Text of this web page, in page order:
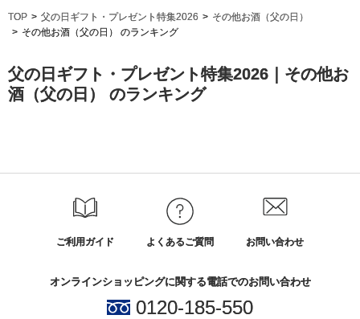
TOP 父の日ギフト・プレゼント特集2026
その他お酒（父の日）
その他お酒（父の日） のランキング
父の日ギフト・プレゼント特集2026｜その他お
酒（父の日） のランキング
ご利用ガイド よくあるご質問 お問い合わせ
オンラインショッピングに関する電話でのお問い合わせ
0120-185-550